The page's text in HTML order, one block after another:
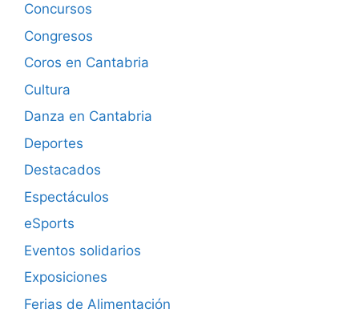
Concursos
Congresos
Coros en Cantabria
Cultura
Danza en Cantabria
Deportes
Destacados
Espectáculos
eSports
Eventos solidarios
Exposiciones
Ferias de Alimentación